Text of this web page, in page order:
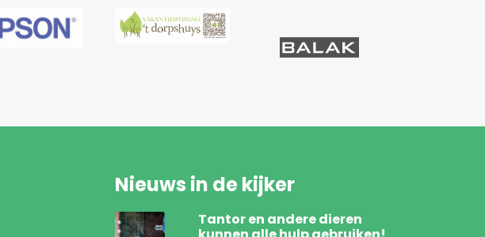
Nieuws in de kijker
Tantor en andere dieren